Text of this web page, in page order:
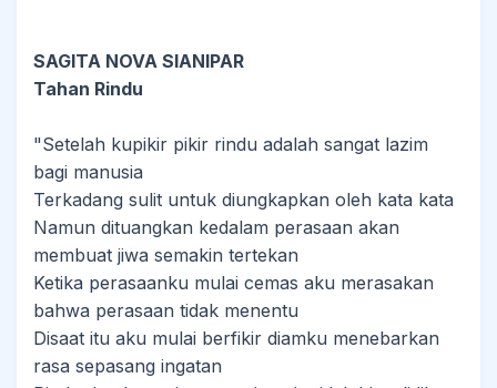
SAGITA NOVA SIANIPAR
Tahan Rindu
"Setelah kupikir pikir rindu adalah sangat lazim
bagi manusia
Terkadang sulit untuk diungkapkan oleh kata kata
Namun dituangkan kedalam perasaan akan
membuat jiwa semakin tertekan
Ketika perasaanku mulai cemas aku merasakan
bahwa perasaan tidak menentu
Disaat itu aku mulai berfikir diamku menebarkan
rasa sepasang ingatan